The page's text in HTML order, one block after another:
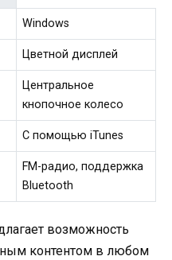
Windows
Цветной дисплей
Центральное
кнопочное колесо
С помощью iTunes
FM-радио, поддержка
Bluetooth
возможность
контентом в любом